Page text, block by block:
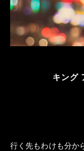
キング
行く先もわけも分からず、ただナタリーについていったら到